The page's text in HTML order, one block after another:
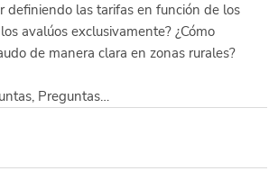
definiendo las tarifas en función de los
avalúos exclusivamente? ¿Cómo
de manera clara en zonas rurales?
Preguntas…